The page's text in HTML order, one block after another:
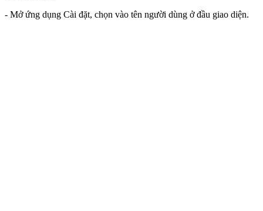
- Mở ứng dụng Cài đặt, chọn vào tên người dùng ở đầu giao diện.